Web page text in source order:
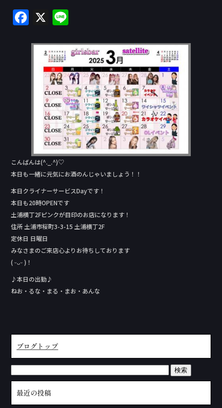
F
c
X
e
こんばんは(^._.^)♡
本日も一緒に元気にお酒のんじゃいましょう！！
本日クライナーサービスDay‬です！
本日も20時OPENです
土浦横丁2Fピンクが目印のお店になります！
住所 土浦市桜町3-3-15 土浦横丁2F
定休日 日曜日
みなさまのご来店心よりお待ちしております
( ᵕᴗᵕ )！
♪本日の出勤♪
ねお・るな・まる・まお・あんな
ブログトップ
最近の投稿